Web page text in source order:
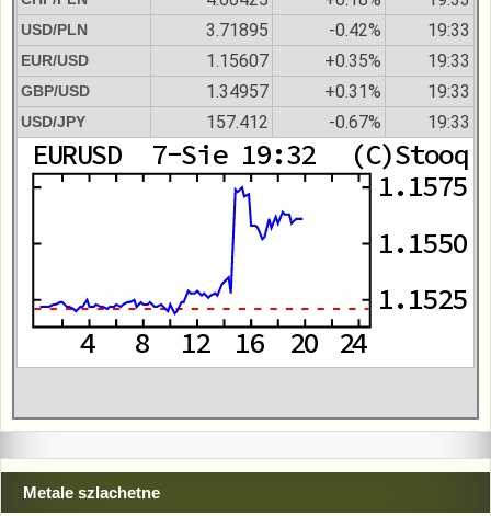
USD/PLN 3.71895 -0.42% 19:33
EUR/USD 1.15607 +0.35% 19:33
GBP/USD 1.34957 +0.31% 19:33
USD/JPY 157.412 -0.67% 19:33
Metale szlachetne